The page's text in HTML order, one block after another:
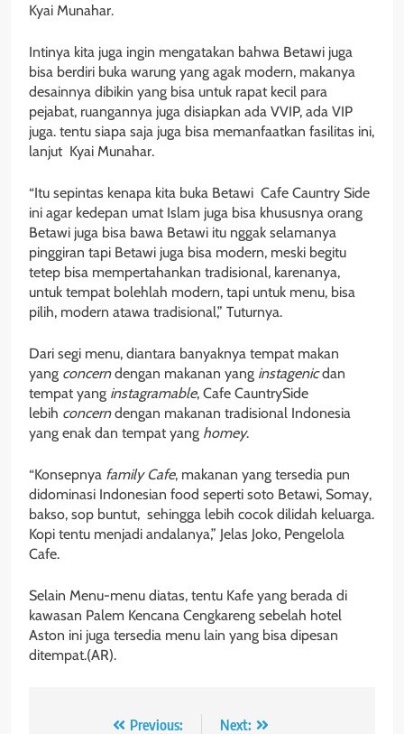
Kyai Munahar.
Intinya kita juga ingin mengatakan bahwa Betawi juga
bisa berdiri buka warung yang agak modern, makanya
desainnya dibikin yang bisa untuk rapat kecil para
pejabat, ruangannya juga disiapkan ada VVIP, ada VIP
juga. tentu siapa saja juga bisa memanfaatkan fasilitas ini,
lanjut Kyai Munahar.
“Itu sepintas kenapa kita buka Betawi Cafe Cauntry Side
ini agar kedepan umat Islam juga bisa khususnya orang
Betawi juga bisa bawa Betawi itu nggak selamanya
pinggiran tapi Betawi juga bisa modern, meski begitu
tetep bisa mempertahankan tradisional, karenanya,
untuk tempat bolehlah modern, tapi untuk menu, bisa
pilih, modern atawa tradisional,” Tuturnya.
Dari segi menu, diantara banyaknya tempat makan
yang concerndengan makanan yang instagenicdan
tempat yang instagramable, Cafe CauntrySide
lebih concerndengan makanan tradisional Indonesia
yang enak dan tempat yang homey.
“Konsepnya family Cafe, makanan yang tersedia pun
didominasi Indonesian food seperti soto Betawi, Somay,
bakso, sop buntut, sehingga lebih cocok dilidah keluarga.
Kopi tentu menjadi andalanya,” Jelas Joko, Pengelola
Cafe.
Selain Menu-menu diatas, tentu Kafe yang berada di
kawasan Palem Kencana Cengkareng sebelah hotel
Aston ini juga tersedia menu lain yang bisa dipesan
ditempat.(AR).
Previous:
Next: